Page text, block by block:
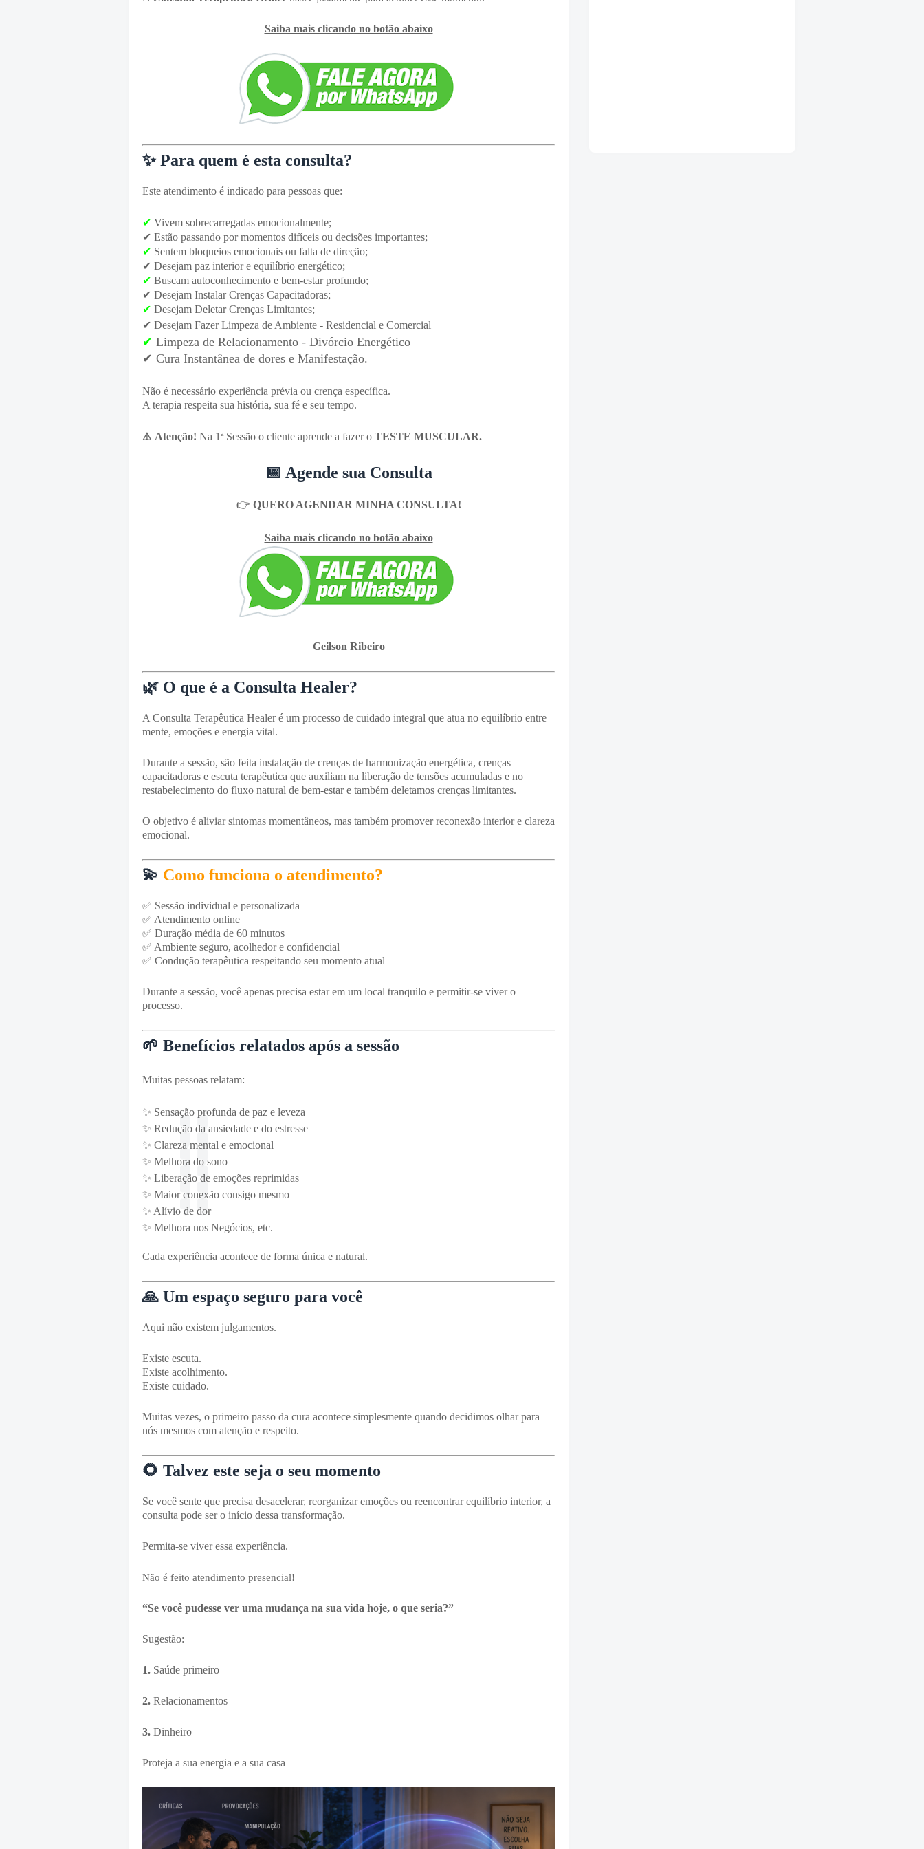
Saiba mais clicando no botão abaixo
✨ Para quem é esta consulta?
Este atendimento é indicado para pessoas que:
✔ Vivem sobrecarregadas emocionalmente;
✔ Estão passando por momentos difíceis ou decisões importantes;
✔ Sentem bloqueios emocionais ou falta de direção;
✔ Desejam paz interior e equilíbrio energético;
✔ Buscam autoconhecimento e bem-estar profundo;
✔ Desejam Instalar Crenças Capacitadoras;
✔ Desejam Deletar Crenças Limitantes;
✔ Desejam Fazer Limpeza de Ambiente - Residencial e Comercial
✔ Limpeza de Relacionamento - Divórcio Energético
✔ Cura Instantânea de dores e Manifestação.
Não é necessário experiência prévia ou crença específica.
A terapia respeita sua história, sua fé e seu tempo.
⚠️ Atenção! Na 1ª Sessão o cliente aprende a fazer o TESTE MUSCULAR.
📅 Agende sua Consulta
👉 QUERO AGENDAR MINHA CONSULTA!
Saiba mais clicando no botão abaixo
Geilson Ribeiro
🌿 O que é a Consulta Healer?
A Consulta Terapêutica Healer é um processo de cuidado integral que atua no equilíbrio entre
mente, emoções e energia vital.
Durante a sessão, são feita instalação de crenças de harmonização energética, crenças
capacitadoras e escuta terapêutica que auxiliam na liberação de tensões acumuladas e no
restabelecimento do fluxo natural de bem-estar e também deletamos crenças limitantes.
O objetivo é aliviar sintomas momentâneos, mas também promover reconexão interior e clareza
emocional.
💫 Como funciona o atendimento?
✅ Sessão individual e personalizada
✅ Atendimento online
✅ Duração média de 60 minutos
✅ Ambiente seguro, acolhedor e confidencial
✅ Condução terapêutica respeitando seu momento atual
Durante a sessão, você apenas precisa estar em um local tranquilo e permitir-se viver o
processo.
🌱 Benefícios relatados após a sessão
Muitas pessoas relatam:
✨ Sensação profunda de paz e leveza
✨ Redução da ansiedade e do estresse
✨ Clareza mental e emocional
✨ Melhora do sono
✨ Liberação de emoções reprimidas
✨ Maior conexão consigo mesmo
✨ Alívio de dor
✨ Melhora nos Negócios, etc.
Cada experiência acontece de forma única e natural.
🙏 Um espaço seguro para você
Aqui não existem julgamentos.
Existe escuta.
Existe acolhimento.
Existe cuidado.
Muitas vezes, o primeiro passo da cura acontece simplesmente quando decidimos olhar para
nós mesmos com atenção e respeito.
🌻 Talvez este seja o seu momento
Se você sente que precisa desacelerar, reorganizar emoções ou reencontrar equilíbrio interior, a
consulta pode ser o início dessa transformação.
Permita-se viver essa experiência.
Não é feito atendimento presencial!
“Se você pudesse ver uma mudança na sua vida hoje, o que seria?”
Sugestão:
1. Saúde primeiro
2. Relacionamentos
3. Dinheiro
Proteja a sua energia e a sua casa